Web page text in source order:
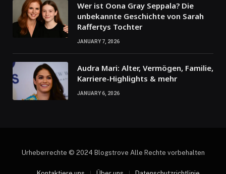
Wer ist Oona Gray Seppala? Die
unbekannte Geschichte von Sarah
Raffertys Tochter
JANUARY 7, 2026
Audra Mari: Alter, Vermögen, Familie,
Karriere-Highlights & mehr
JANUARY 6, 2026
Urheberrechte © 2024 Blogstrove Alle Rechte vorbehalten